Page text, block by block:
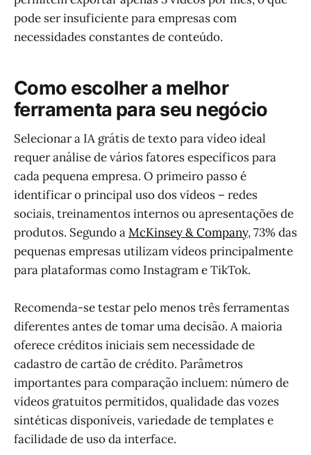
pode ser insuficiente para empresas com
necessidades constantes de conteúdo.
Como escolher a melhor
ferramenta para seu negócio
Selecionar a IA grátis de texto para vídeo ideal
requer análise de vários fatores específicos para
cada pequena empresa. O primeiro passo é
identificar o principal uso dos vídeos – redes
sociais, treinamentos internos ou apresentações de
produtos. Segundo aMcKinsey & Company, 73% das
pequenas empresas utilizam vídeos principalmente
para plataformas como Instagram e TikTok.
Recomenda-se testar pelo menos três ferramentas
diferentes antes de tomar uma decisão. A maioria
oferece créditos iniciais sem necessidade de
cadastro de cartão de crédito. Parâmetros
importantes para comparação incluem: número de
vídeos gratuitos permitidos, qualidade das vozes
sintéticas disponíveis, variedade de templates e
facilidade de uso da interface.